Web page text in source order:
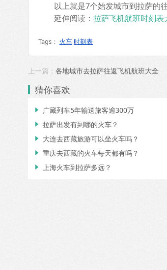
以上就是7个始发城市到拉萨的往
延伸阅读： 拉萨飞机航班时刻
Tags： 火车时刻表
上一篇： 各地城市去拉萨往返飞机航班大全
猜你喜欢
 广藏列车5年输送旅客逾300万
 拉萨出发有到哪的火车？
 大连去西藏旅游可以坐火车吗？
 重庆去西藏的火车每天都有吗？
 上海火车到拉萨多远？